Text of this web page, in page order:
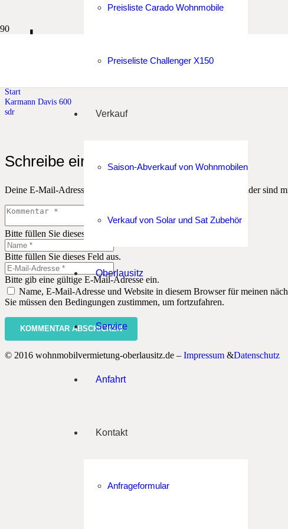
Preisliste Carado Wohnmobile
Preiseliste Challenger X150
Verkauf
Saison-Abverkauf von Wohnmobilen
Verkauf von Solar und Sat Zubehör
Oberlausitz
Service
Anfahrt
Kontakt
Anfrageformular
sdr
Start
Karmann Davis 600
sdr
Schreibe einen Kommentar
Deine E-Mail-Adresse wird nicht veröffentlicht. Erforderliche Felder sind
Bitte füllen Sie dieses Feld aus.
Bitte füllen Sie dieses Feld aus.
Bitte gib eine gültige E-Mail-Adresse ein.
Name, E-Mail-Adresse und Website in diesem Browser für meinen
Sie müssen den Bedingungen zustimmen, um fortzufahren.
KOMMENTAR ABSCHICKEN
© 2016 wohnmobilvermietung-oberlausitz.de – Impressum &Datenschutz